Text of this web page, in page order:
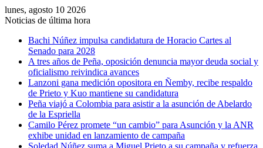
lunes, agosto 10 2026
Noticias de última hora
Bachi Núñez impulsa candidatura de Horacio Cartes al
Senado para 2028
A tres años de Peña, oposición denuncia mayor deuda social y
oficialismo reivindica avances
Lanzoni gana medición opositora en Ñemby, recibe respaldo
de Prieto y Kuo mantiene su candidatura
Peña viajó a Colombia para asistir a la asunción de Abelardo
de la Espriella
Camilo Pérez promete “un cambio” para Asunción y la ANR
exhibe unidad en lanzamiento de campaña
Soledad Núñez suma a Miguel Prieto a su campaña y refuerza